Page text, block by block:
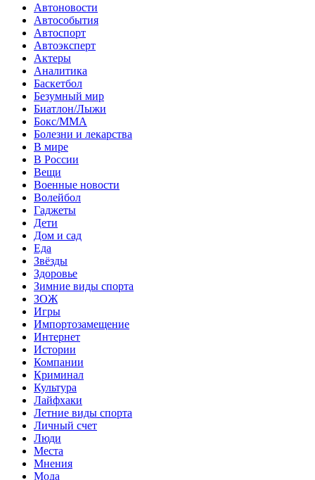
Автоновости
Автособытия
Автоспорт
Автоэксперт
Актеры
Аналитика
Баскетбол
Безумный мир
Биатлон/Лыжи
Бокс/MMA
Болезни и лекарства
В мире
В России
Вещи
Военные новости
Волейбол
Гаджеты
Дети
Дом и сад
Еда
Звёзды
Здоровье
Зимние виды спорта
ЗОЖ
Игры
Импортозамещение
Интернет
Истории
Компании
Криминал
Культура
Лайфхаки
Летние виды спорта
Личный счет
Люди
Места
Мнения
Мода